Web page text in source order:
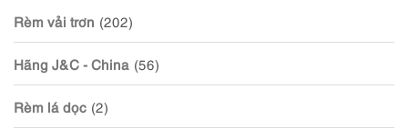
Rèm vải trơn (202)
Hãng J&C - China (56)
Rèm lá dọc (2)